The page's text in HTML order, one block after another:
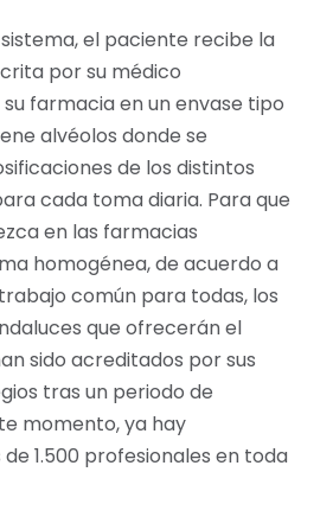
el paciente recibe la
por su médico
su farmacia en un envase tipo
alvéolos donde se
de los distintos
cada toma diaria. Para que
en las farmacias
homogénea, de acuerdo a
común para todas, los
que ofrecerán el
sido acreditados por sus
tras un periodo de
momento, ya hay
1.500 profesionales en toda